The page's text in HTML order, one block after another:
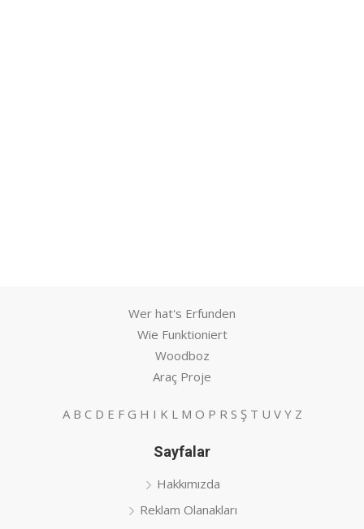
Wer hat's Erfunden
Wie Funktioniert
Woodboz
Araç Proje
A B C D E F G H I K L M O P R S Ş T U V Y Z
Sayfalar
Hakkımızda
Reklam Olanakları